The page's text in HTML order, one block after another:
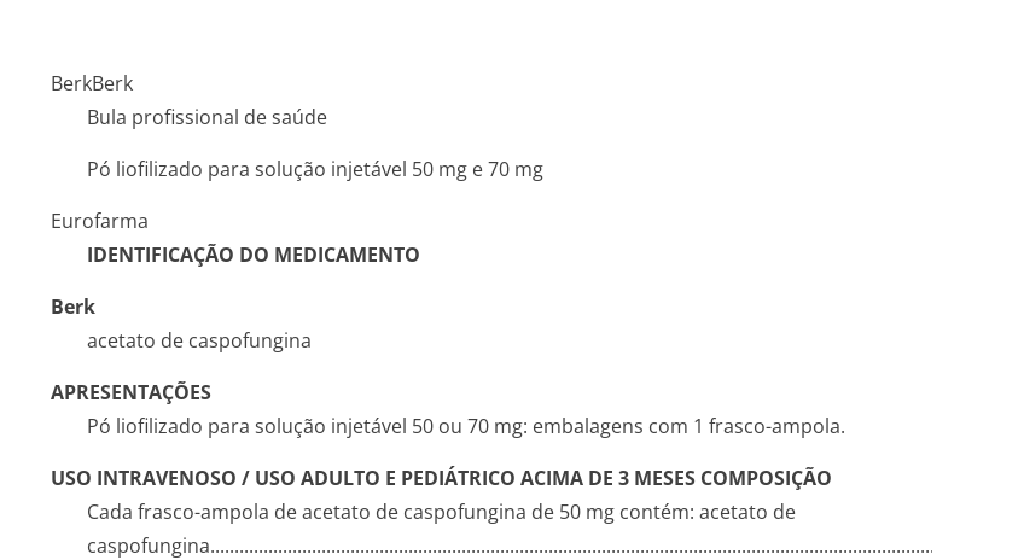
BerkBerk
Bula profissional de saúde
Pó liofilizado para solução injetável 50 mg e 70 mg
Eurofarma
IDENTIFICAÇÃO DO MEDICAMENTO
Berk
acetato de caspofungina
APRESENTAÇÕES
Pó liofilizado para solução injetável 50 ou 70 mg: embalagens com 1 frasco-ampola.
USO INTRAVENOSO / USO ADULTO E PEDIÁTRICO ACIMA DE 3 MESES COMPOSIÇÃO
Cada frasco-ampola de acetato de caspofungina de 50 mg contém: acetato de
caspofungina.­.............­.............­.............­.............­.............­.............­.............­.............­.............­.............­.............­..........55,5 mg*